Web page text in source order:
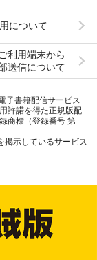
について
利用端末から
送信について
子書籍配信サービス
許諾を得た正規版配
商標（登録番号 第
掲示しているサービス